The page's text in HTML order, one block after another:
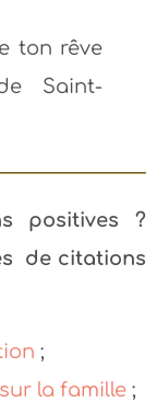
ton rêve
Saint-
positives ?
de citations
;
la famille ;